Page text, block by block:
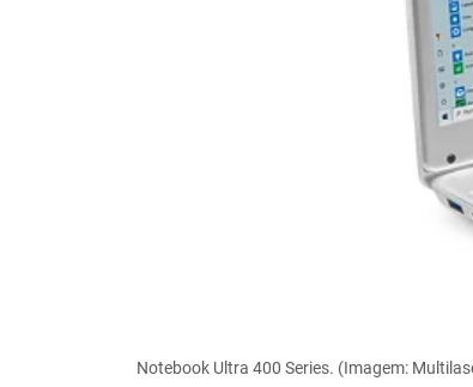
Notebook Ultra 400 Series. (Imagem: